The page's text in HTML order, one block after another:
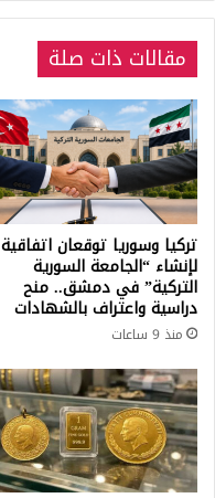
مقالات ذات صلة
تركيا وسوريا توقعان اتفاقية
لإنشاء “الجامعة السورية
التركية” في دمشق.. منح
دراسية واعتراف بالشهادات
منذ 9 ساعات